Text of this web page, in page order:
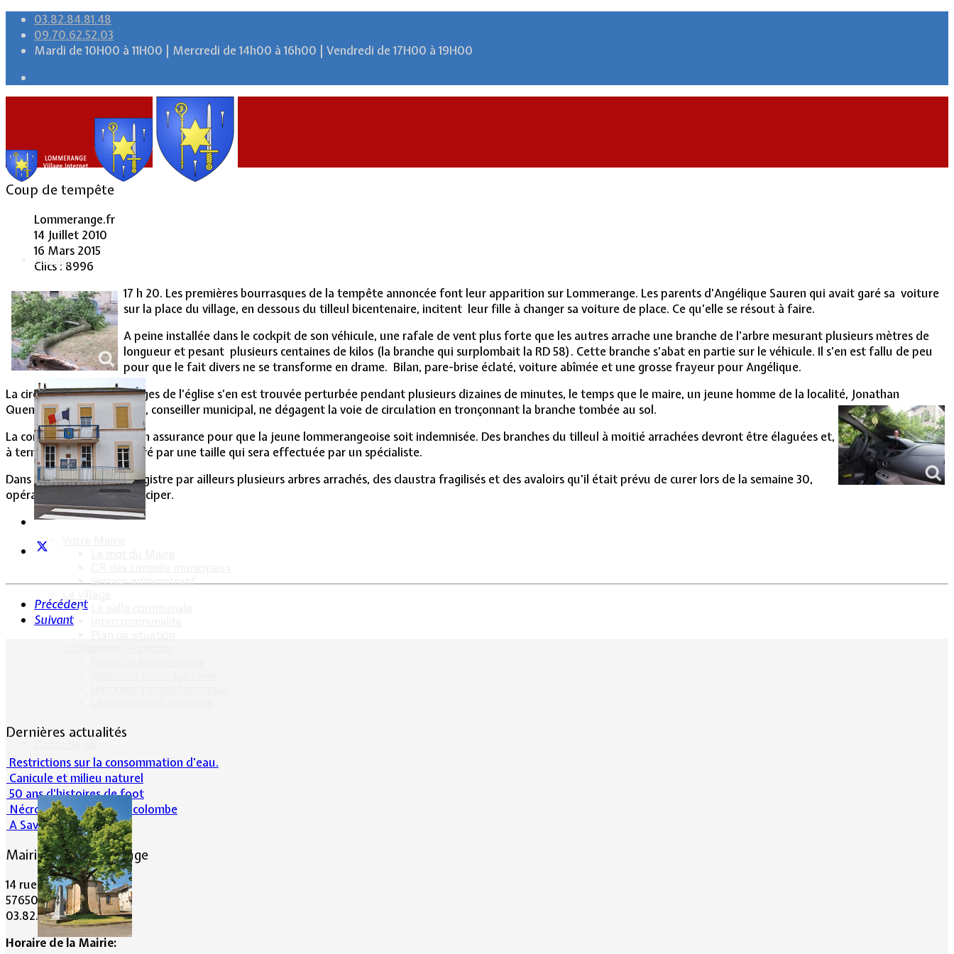
03.82.84.81.48
09.70.62.52.03
Mardi de 10H00 à 11H00 | Mercredi de 14h00 à 16h00 | Vendredi de 17H00 à 19H00
Accueil
Vie Municipale
Service administratif
Coup de tempête
Lommerange.fr
14 Juillet 2010
16 Mars 2015
Clics : 8996
17 h 20. Les premières bourrasques de la tempête annoncée font leur apparition sur Lommerange. Les parents d’Angélique Sauren qui avait garé sa voiture
sur la place du village, en dessous du tilleul bicentenaire, incitent leur fille à changer sa voiture de place. Ce qu’elle se résout à faire.
A peine installée dans le cockpit de son véhicule, une rafale de vent plus forte que les autres arrache une branche de l’arbre mesurant plusieurs mètres de
longueur et pesant plusieurs centaines de kilos (la branche qui surplombait la RD 58). Cette branche s’abat en partie sur le véhicule. Il s’en est fallu de peu
pour que le fait divers ne se transforme en drame. Bilan, pare-brise éclaté, voiture abîmée et une grosse frayeur pour Angélique.
La circulation dans les virages de l’église s’en est trouvée perturbée pendant plusieurs dizaines de minutes, le temps que le maire, un jeune homme de la localité, Jonathan
Quemeneur, et Denis Bour, conseiller municipal, ne dégagent la voie de circulation en tronçonnant la branche tombée au sol.
La commune fera jouer son assurance pour que la jeune lommerangeoise soit indemnisée. Des branches du tilleul à moitié arrachées devront être élaguées et,
à terme, le tilleul rééquilibré par une taille qui sera effectuée par un spécialiste.
Dans la commune, on enregistre par ailleurs plusieurs arbres arrachés, des claustra fragilisés et des avaloirs qu’il était prévu de curer lors de la semaine 30,
opération qu’il faudra anticiper.
Précédent
Suivant
Dernières actualités
Restrictions sur la consommation d'eau.
Canicule et milieu naturel
50 ans d’histoires de foot
Nécrologie : Norbert Lacolombe
A Savoir-Juin 2026
Mairie de Lommerange
14 rue Maréchal Joffre
57650 LOMMERANGE
03.82.84.81.48
Horaire de la Mairie: